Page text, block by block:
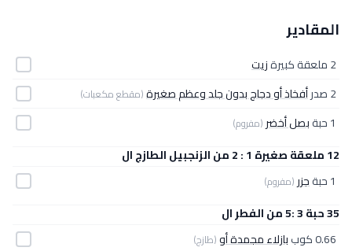
المقادير
2 ملعقة كبيرة
زيت
2 صدر
أفخاذ أو دجاج بدون جلد وعظم صغيرة(مقطع مكعبات)
1 حبة بصل أخضر(مفروم)
12 ملعقة صغيرة 1 : 2 من الزنجبيل الطازج ال
1 حبة
جزر(مفروم)
35 حبة 3 :5 من الفطر ال
0.66 كوب
بازلاء مجمدة أو(طازج)